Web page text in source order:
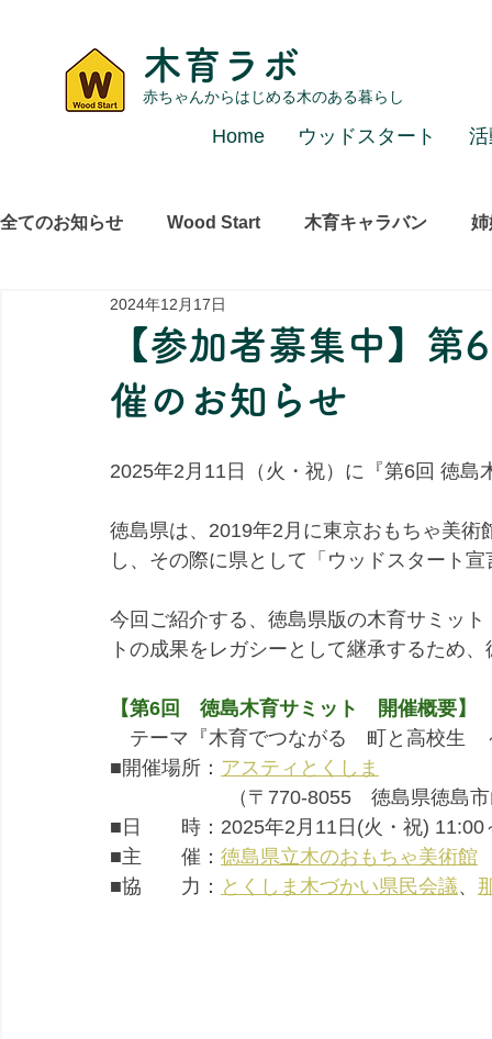
木育ラボ
赤ちゃんからはじめる木のある暮らし
Home ウッドスタート
全てのお知らせ Wood Start 木育キャラバン 姉
レポート その他
【参加者募集中】
催のお知らせ
2024年12月17日
2025年2月11日（火・祝）に『第6回 徳島
徳島県は、2019年2月に東京おもちゃ美
し、その際に県として「ウッドスタート
今回ご紹介する、徳島県版の木育サミッ
トの成果をレガシーとして継承するため
【第6回　徳島木育サミット　開催概要】
テーマ『木育でつながる　町と高校生
■開催場所： アスティとくしま
（〒770-8055　徳島県徳島市山
■日　　時：2025年2月11日(火・祝) 11:00
■主　　催： 徳島県立木のおもちゃ美術館
■協　　力： とくしま木づかい県民会議、